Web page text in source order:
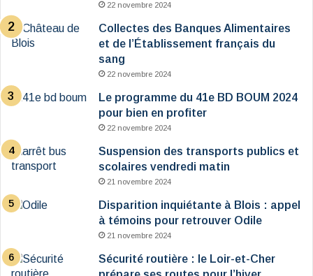
22 novembre 2024
Collectes des Banques Alimentaires
et de l’Établissement français du
sang
22 novembre 2024
Le programme du 41e BD BOUM 2024
pour bien en profiter
22 novembre 2024
Suspension des transports publics et
scolaires vendredi matin
21 novembre 2024
Disparition inquiétante à Blois : appel
à témoins pour retrouver Odile
21 novembre 2024
Sécurité routière : le Loir-et-Cher